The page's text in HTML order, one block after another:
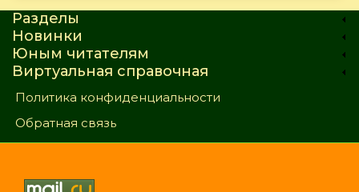
Разделы
Новинки
Юным читателям
Виртуальная справочная
Политика конфиденциальности
Обратная связь